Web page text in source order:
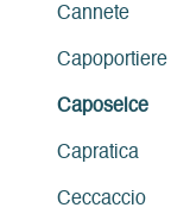
Cannete
Capoportiere
Caposelce
Capratica
Ceccaccio